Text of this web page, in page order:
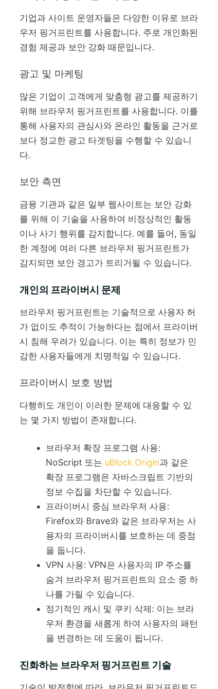
기업과 사이트 운영자들은 다양한 이유로 브라
우저 핑거프린트를 사용합니다. 주로 개인화된
경험 제공과 보안 강화 때문입니다.
광고 및 마케팅
많은 기업이 고객에게 맞춤형 광고를 제공하기
위해 브라우저 핑거프린트를 사용합니다. 이를
통해 사용자의 관심사와 온라인 활동을 근거로
보다 정교한 광고 타겟팅을 수행할 수 있습니
다.
보안 측면
금융 기관과 같은 일부 웹사이트는 보안 강화
를 위해 이 기술을 사용하여 비정상적인 활동
이나 사기 행위를 감지합니다. 예를 들어, 동일
한 계정에 여러 다른 브라우저 핑거프린트가
감지되면 보안 경고가 트리거될 수 있습니다.
개인의 프라이버시 문제
브라우저 핑거프린트는 기술적으로 사용자 허
가 없이도 추적이 가능하다는 점에서 프라이버
시 침해 우려가 있습니다. 이는 특히 정보가 민
감한 사용자들에게 치명적일 수 있습니다.
프라이버시 보호 방법
다행히도 개인이 이러한 문제에 대응할 수 있
는 몇 가지 방법이 존재합니다.
브라우저 확장 프로그램 사용:
NoScript 또는 uBlock Origin과 같은
확장 프로그램은 자바스크립트 기반의
정보 수집을 차단할 수 있습니다.
프라이버시 중심 브라우저 사용:
Firefox와 Brave와 같은 브라우저는 사
용자의 프라이버시를 보호하는 데 중점
을 둡니다.
VPN 사용: VPN은 사용자의 IP 주소를
숨겨 브라우저 핑거프린트의 요소 중 하
나를 가릴 수 있습니다.
정기적인 캐시 및 쿠키 삭제: 이는 브라
우저 환경을 새롭게 하여 사용자의 패턴
을 변경하는 데 도움이 됩니다.
진화하는 브라우저 핑거프린트 기술